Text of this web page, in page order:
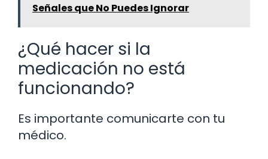
Señales que No Puedes Ignorar
¿Qué hacer si la
medicación no está
funcionando?
Es importante comunicarte con tu
médico.